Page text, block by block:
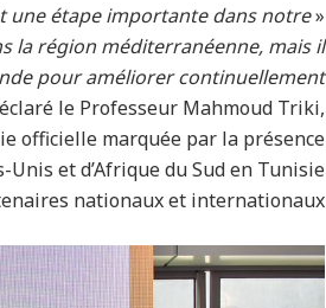
«
une étape importante dans notre
la région méditerranéenne, mais il
pour améliorer continuellement
le Professeur Mahmoud Triki,
officielle marquée par la présence
et d’Afrique du Sud en Tunisie
nationaux et internationaux.